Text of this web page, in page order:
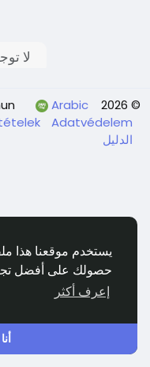
يستخدم موقعنا هذا
حصولك على أفضل
إعرف أكثر
لا
© 2026 Facehun
Arabic
Adatvédelem
الدليل